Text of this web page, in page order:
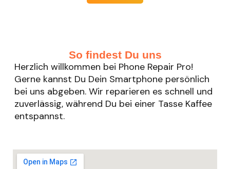
So findest Du uns
Herzlich willkommen bei Phone Repair Pro!
Gerne kannst Du Dein Smartphone persönlich
bei uns abgeben. Wir reparieren es schnell und
zuverlässig, während Du bei einer Tasse Kaffee
entspannst.